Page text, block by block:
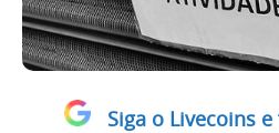
Siga o Livecoins